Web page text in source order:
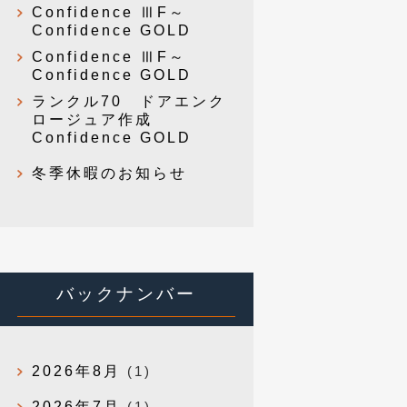
Confidence ⅢF～
Confidence GOLD
Confidence ⅢF～
Confidence GOLD
ランクル70 ドアエンク
ロージュア作成
Confidence GOLD
冬季休暇のお知らせ
バックナンバー
2026年8月 (1)